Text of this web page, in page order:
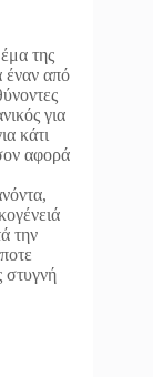
της
έναν από
για
κάτι
αφορά
την
στυγνή